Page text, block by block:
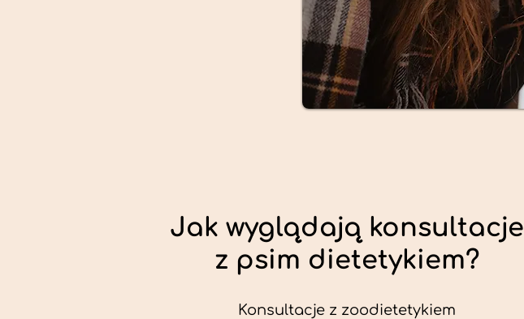
Jak wyglądają konsultacje
z psim dietetykiem?
Konsultacje z zoodietetykiem